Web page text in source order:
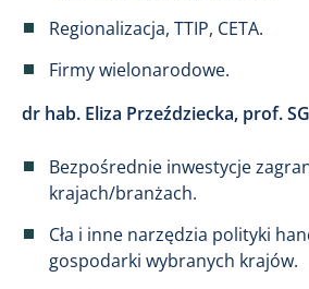
Regionalizacja, TTIP, CETA.
Firmy wielonarodowe.
dr hab. Eliza Przeździecka, prof.
Bezpośrednie inwestycje
krajach/branżach.
Cła i inne narzędzia polityki
gospodarki wybranych krajów.